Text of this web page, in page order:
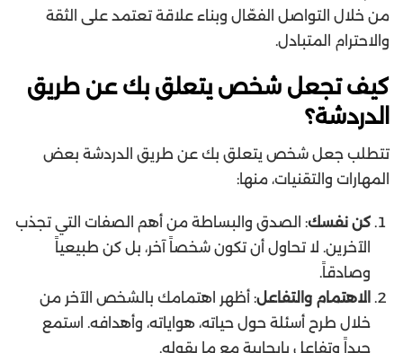
من خلال التواصل الفعّال وبناء علاقة تعتمد على الثقة
والاحترام المتبادل.
كيف تجعل شخص يتعلق بك عن طريق
الدردشة؟
تتطلب جعل شخص يتعلق بك عن طريق الدردشة بعض
المهارات والتقنيات، منها:
كن نفسك: الصدق والبساطة من أهم الصفات التي تجذب
الآخرين. لا تحاول أن تكون شخصاً آخر، بل كن طبيعياً
وصادقاً.
الاهتمام والتفاعل: أظهر اهتمامك بالشخص الآخر من
خلال طرح أسئلة حول حياته، هواياته، وأهدافه. استمع
جيداً وتفاعل بإيجابية مع ما يقوله.